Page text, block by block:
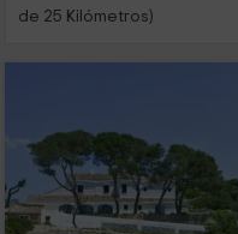
de 25 Kilómetros)